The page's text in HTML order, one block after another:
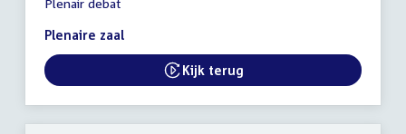
vergadering
14:00
15:00
uur
Plenair debat
Plenaire zaal
External link:
Kijk terug